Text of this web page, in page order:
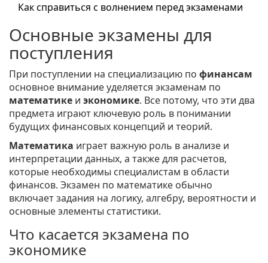
Как справиться с волнением перед экзаменами
Основные экзамены для
поступления
При поступлении на специализацию по финансам
основное внимание уделяется экзаменам по
математике и экономике. Все потому, что эти два
предмета играют ключевую роль в понимании
будущих финансовых концепций и теорий.
Математика играет важную роль в анализе и
интерпретации данных, а также для расчетов,
которые необходимы специалистам в области
финансов. Экзамен по математике обычно
включает задания на логику, алгебру, вероятности и
основные элементы статистики.
Что касается экзамена по
экономике